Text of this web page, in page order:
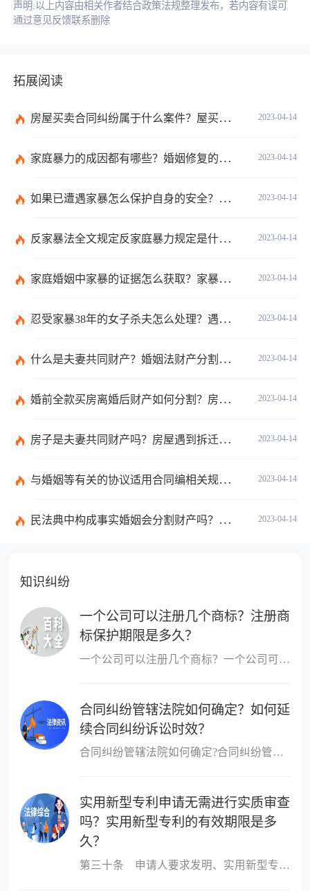
声明:以上内容由相关作者结合政策法规整理发布，若内容有误可
通过意见反馈联系删除
拓展阅读
2023-04-14
房屋买卖合同纠纷属于什么案件？屋买卖合同违约怎么起诉？
2023-04-14
家庭暴力的成因都有哪些？婚姻修复的方法有哪些？
2023-04-14
如果已遭遇家暴怎么保护自身的安全？婚姻纠纷如何收集证据？
2023-04-14
反家暴法全文规定反家庭暴力规定是什么？婚姻怎么样挽救？
2023-04-14
家庭婚姻中家暴的证据怎么获取？家暴离婚小孩归谁？
2023-04-14
忍受家暴38年的女子杀夫怎么处理？遇到家暴应该怎么办？
2023-04-14
什么是夫妻共同财产？婚姻法财产分割是怎么规定？
2023-04-14
婚前全款买房离婚后财产如何分割？房子是夫妻共同财产吗？
2023-04-14
房子是夫妻共同财产吗？房屋遇到拆迁究竟是要房子还是要钱？
2023-04-14
与婚姻等有关的协议适用合同编相关规定吗？夫妻共同财产的范围有哪些？
2023-04-14
民法典中构成事实婚姻会分割财产吗？婚后夫妻共同财产有哪些？
知识纠纷
一个公司可以注册几个商标？注册商
标保护期限是多久？
一个公司可以注册几个商标？一个公司可以申请无数个商标，没有限制...
合同纠纷管辖法院如何确定？如何延
续合同纠纷诉讼时效？
合同纠纷管辖法院如何确定?合同纠纷管辖法院的确定方式：当事人可以...
实用新型专利申请无需进行实质审查
吗？实用新型专利的有效期限是多
久？
第三十条 申请人要求发明、实用新型专利优先权的，应当在申请的时...